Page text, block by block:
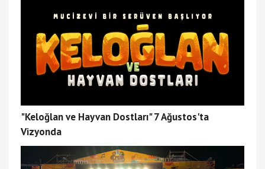
"Keloğlan ve Hayvan Dostları" 7 Ağustos'ta
Vizyonda